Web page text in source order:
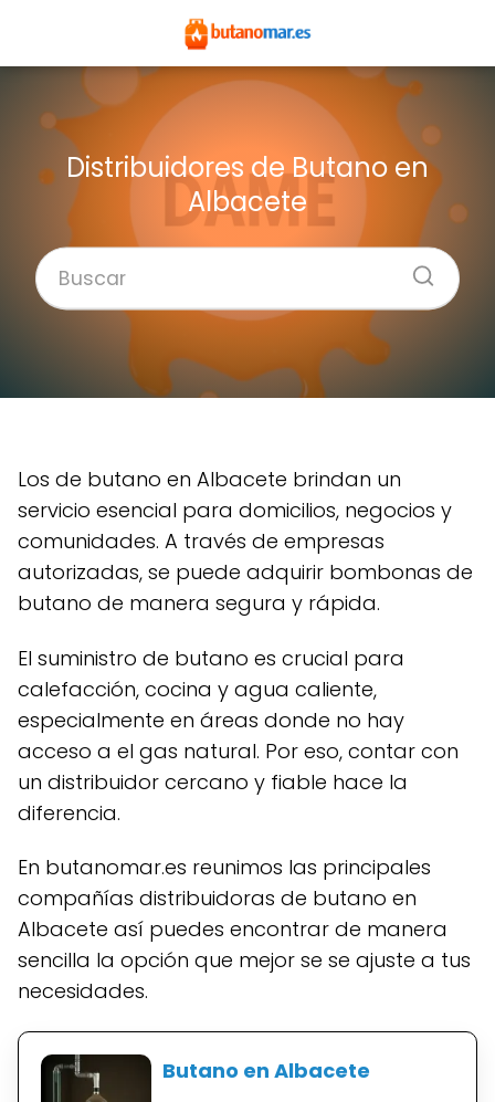
Distribuidores de Butano en
Albacete
Los de butano en Albacete brindan un
servicio esencial para domicilios, negocios y
comunidades. A través de empresas
autorizadas, se puede adquirir bombonas de
butano de manera segura y rápida.
El suministro de butano es crucial para
calefacción, cocina y agua caliente,
especialmente en áreas donde no hay
acceso a el gas natural. Por eso, contar con
un distribuidor cercano y fiable hace la
diferencia.
En butanomar.es reunimos las principales
compañías distribuidoras de butano en
Albacete así puedes encontrar de manera
sencilla la opción que mejor se se ajuste a tus
necesidades.
Butano en Albacete